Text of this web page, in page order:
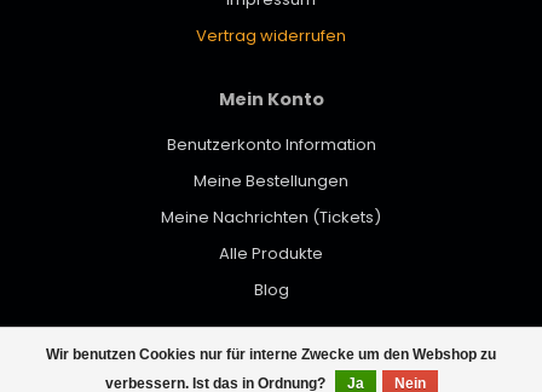
Wir benutzen Cookies nur für interne Zwecke um den Webshop zu
verbessern. Ist das in Ordnung?
Ja Nein
Vertrag widerrufen
Mein Konto
Benutzerkonto Information
Meine Bestellungen
Meine Nachrichten (Tickets)
Alle Produkte
Blog
© Copyright 2026 werktat - Powered by Lightspeed- Theme by